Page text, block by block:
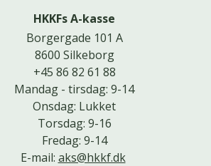
HKKFs A-kasse
Borgergade 101 A
8600 Silkeborg
+45 86 82 61 88
Mandag - tirsdag: 9-14
Onsdag: Lukket
Torsdag: 9-16
Fredag: 9-14
E-mail: aks@hkkf.dk